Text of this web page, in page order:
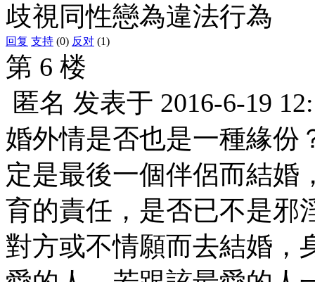
歧視同性戀為違法行為
回复 支持 (0) 反对 (1)
第 6 楼
匿名 发表于 2016-6-19
婚外情是否也是一種緣份
定是最後一個伴侶而結婚
育的責任，是否已不是邪
對方或不情願而去結婚，